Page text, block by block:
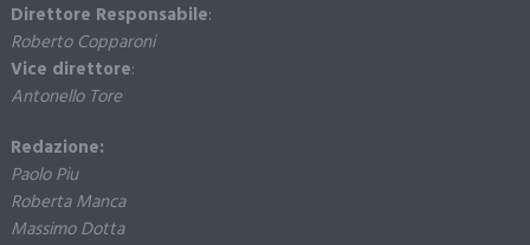
Direttore Responsabile:
Roberto Copparoni
Vice direttore:
Antonello Tore
Redazione:
Paolo Piu
Roberta Manca
Massimo Dotta